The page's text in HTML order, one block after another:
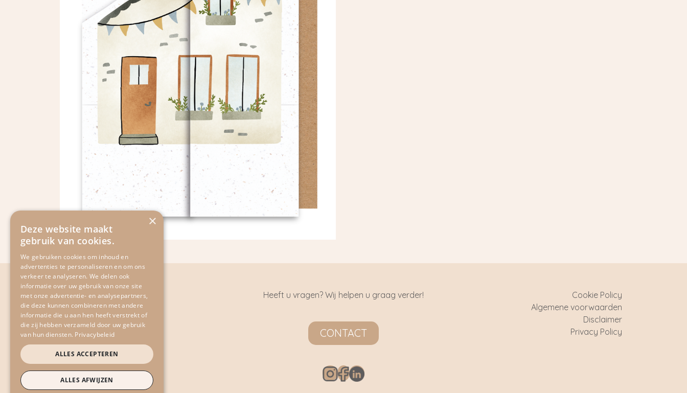
​Scheldekaai 12
9690 Kluisbergen
​Belgium
​+32477 51 76 94
​info@enfantterrible.be
BE0636790746
Heeft u vragen? Wij helpen u graag verder!
CONTACT
Cookie Policy
Algemene voorwaarden
Disclaimer
Privacy Policy
×
Deze website maakt
gebruik van cookies.
We gebruiken cookies om inhoud en
advertenties te personaliseren en om ons
verkeer te analyseren. We delen ook
informatie over uw gebruik van onze site
met onze advertentie- en analysepartners,
die deze kunnen combineren met andere
informatie die u aan hen heeft verstrekt of
die zij hebben verzameld door uw gebruik
van hun diensten. Privacybeleid
ALLES ACCEPTEREN
ALLES AFWIJZEN